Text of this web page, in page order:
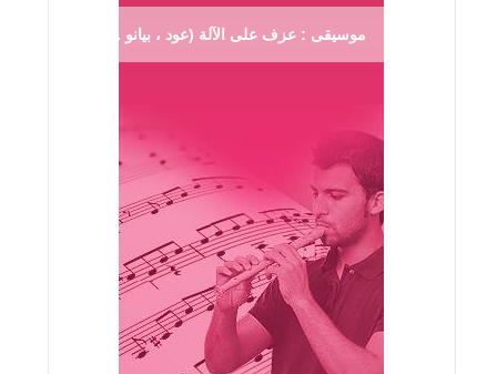
موسيقى : عزف على الآلة (عود ، بيانو ...)